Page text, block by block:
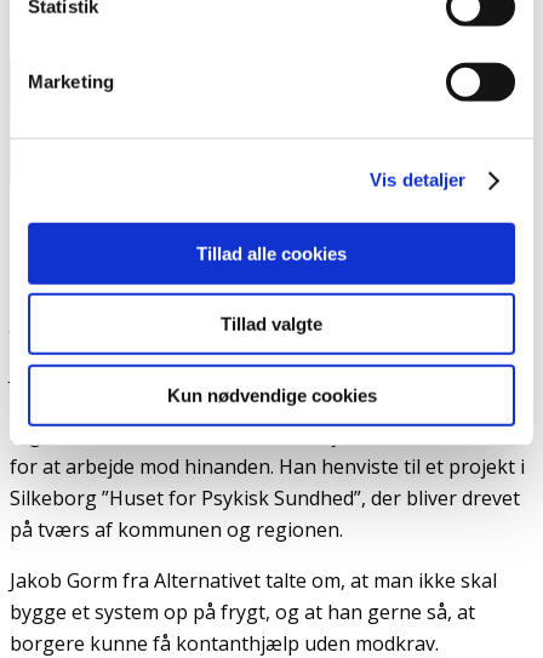
Statistik
Marketing
Vis detaljer
Tillad alle cookies
Tillad valgte
Kun nødvendige cookies
Martin Ancher fra Liberal Alliance mente, at jobcentrets
medarbejdere har for travlt, at de ikke er uddannet godt
nok, og at der er ledelsesproblemer på eksempelvis
jobcentret på Lærkevej.
Jesper Christensen, socialborgmester, fra
Socialdemokratiet havde fokus på, at kommunerne og
regioner skal være bedre til at arbejde sammen i stedet
for at arbejde mod hinanden. Han henviste til et projekt i
Silkeborg ”Huset for Psykisk Sundhed”, der bliver drevet
på tværs af kommunen og regionen.
Jakob Gorm fra Alternativet talte om, at man ikke skal
bygge et system op på frygt, og at han gerne så, at
borgere kunne få kontanthjælp uden modkrav.